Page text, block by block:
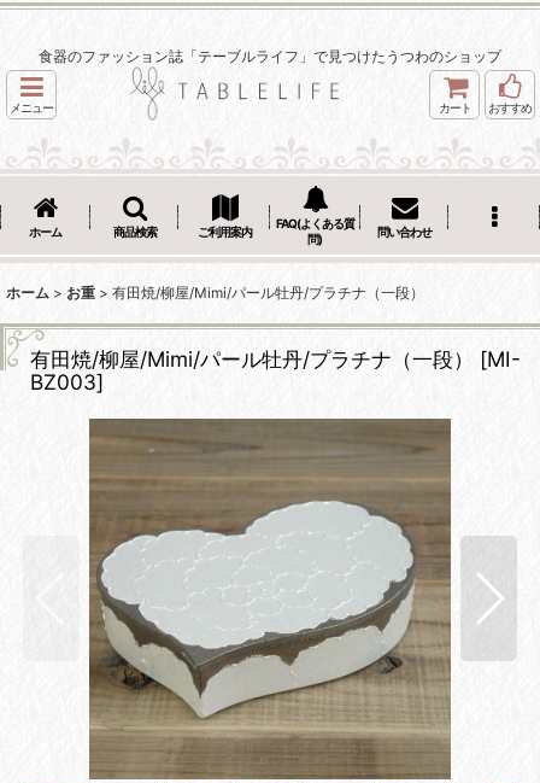
食器のファッション誌「テーブルライフ」で見つけたうつわのショップ
メニュー カート おすすめ
ホーム 商品検索 ご利用案内
FAQ(よくある質
問)
問い合わせ
ホーム > お重 > 有田焼/柳屋/Mimi/パール牡丹/プラチナ（一段）
有田焼/柳屋/Mimi/パール牡丹/プラチナ（一段） [MI-
BZ003]